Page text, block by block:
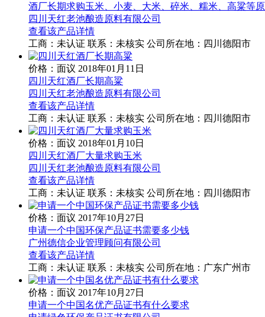
酒厂长期求购玉米、小麦、大米、碎米、糯米、高粱等
四川天红老池酿造原料有限公司
查看该产品详情
工商： 未认证 联系： 未核实 公司所在地：四川德阳市
价格：面议 2018年01月11日
四川天红酒厂长期高粱
四川天红老池酿造原料有限公司
查看该产品详情
工商： 未认证 联系： 未核实 公司所在地：四川德阳市
价格：面议 2018年01月10日
四川天红酒厂大量求购玉米
四川天红老池酿造原料有限公司
查看该产品详情
工商： 未认证 联系： 未核实 公司所在地：四川德阳市
价格：面议 2017年10月27日
申请一个中国环保产品证书需要多少钱
广州德信企业管理顾问有限公司
查看该产品详情
工商： 未认证 联系： 未核实 公司所在地：广东广州市
价格：面议 2017年10月27日
申请一个中国名优产品证书有什么要求